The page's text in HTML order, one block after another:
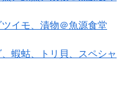
イモ、漬物＠魚源食堂
蝦蛄、トリ貝、スペシャ